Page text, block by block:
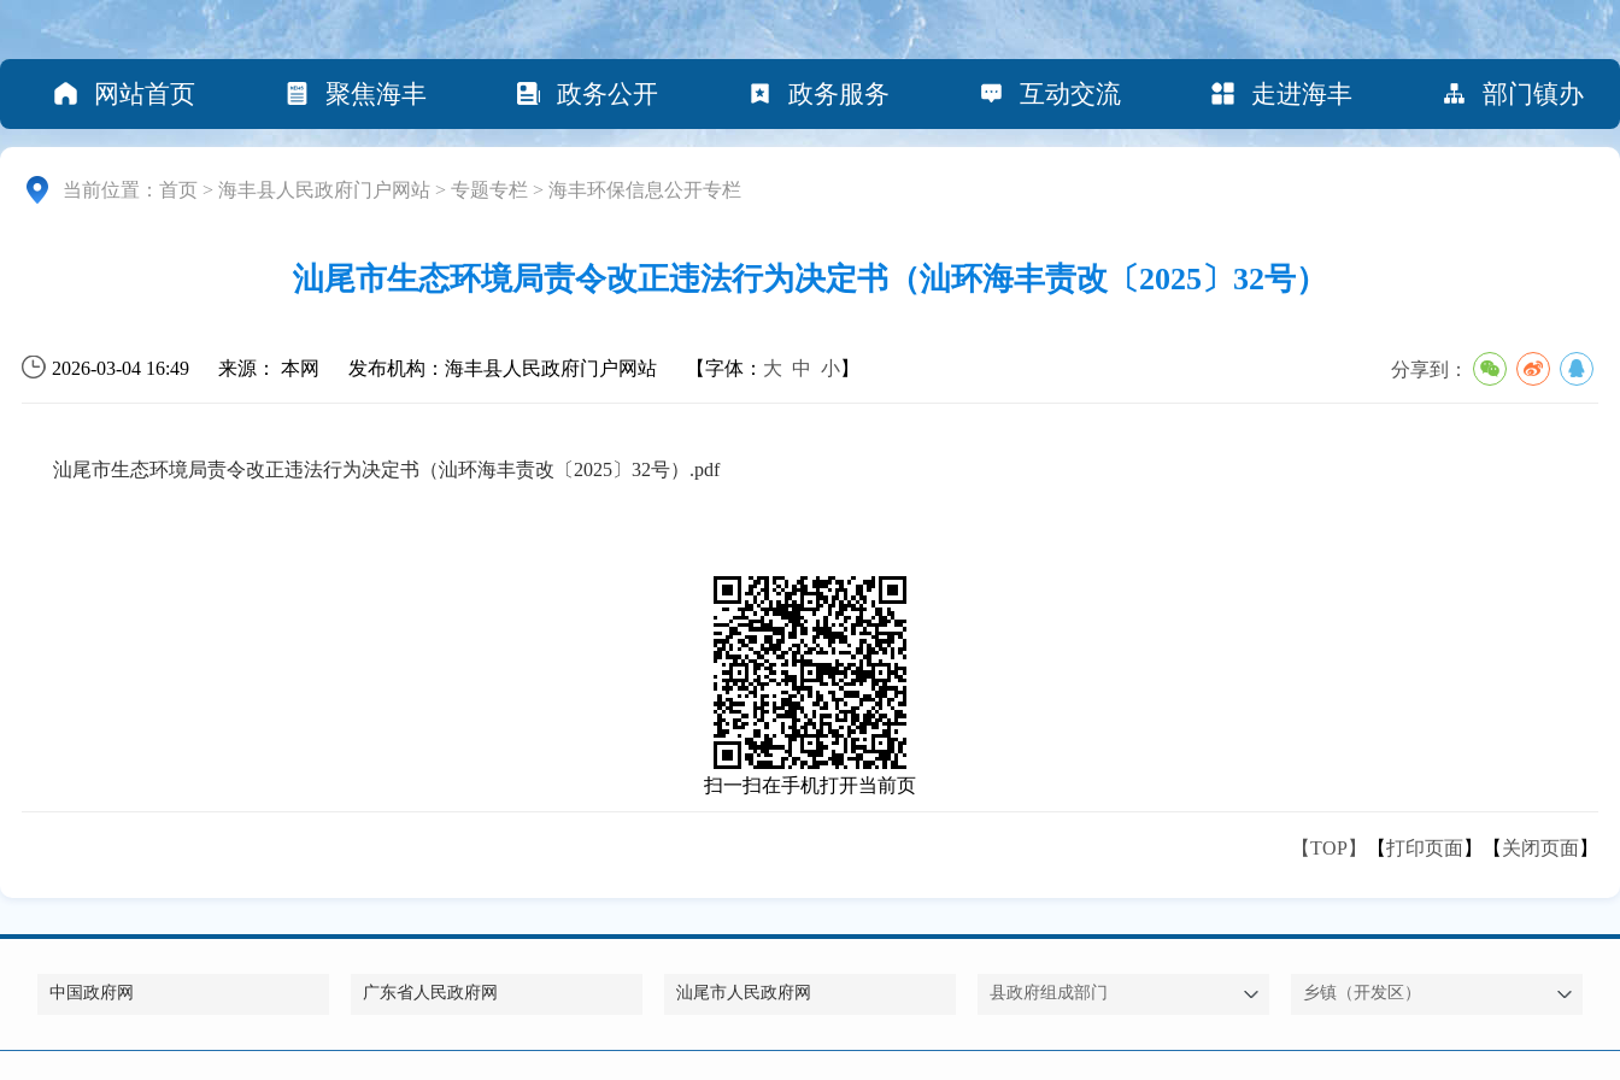
网站首页 聚焦海丰 政务公开 政务服务 互动交流 走进海丰 部门镇办
当前位置： 首页 > 海丰县人民政府门户网站 > 专题专栏 > 海丰环保信息公开专栏
汕尾市生态环境局责令改正违法行为决定书（汕环海丰责改〔2025〕32号）
2026-03-04 16:49 来源： 本网 发布机构：海丰县人民政府门户网站 【字体： 大 中 小】 分享到：
汕尾市生态环境局责令改正违法行为决定书（汕环海丰责改〔2025〕32号）.pdf
扫一扫在手机打开当前页
【TOP】 【打印页面】【 关闭页面】
中国政府网 广东省人民政府网 汕尾市人民政府网 县政府组成部门 乡镇（开发区）